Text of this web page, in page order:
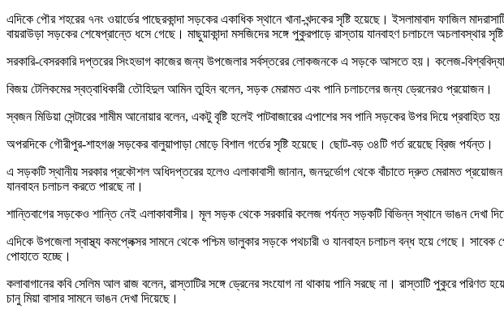
এদিকে পৌর শহরের ৭নং ওয়ার্ডের পাছেরকান্দা সড়কের একাধিক স্থানে খানা-খন্দকের সৃষ্টি হয়েছে। ইসলামাবাদ ফাজিল
বায়রাউড়া সড়কের শেষেপ্রান্তে ধসে গেছে। মাছুয়াকান্দা মসজিদের সঙ্গে পুকুরপাড়ে রাস্তায় যানবাহণ চলাচলে
সরকারি-বেসরকারি দপ্তরের সিংহভাগ কাজের জন্য উপজেলার সর্বস্তরের লোকজনকে এ সড়কে আসতে হয়। কলেজ-
বিজয় টেলিকমের স্বত্বাধিকারী তৌহিদুল আমিন তুহিন বলেন, সড়ক মেরামত এবং পানি চলাচলের জন্য ড্রেনেরও প্রয়োজন।
স্বজন মিডিয়া সেন্টারের শামীম আনোয়ার বলেন, একটু বৃষ্টি হলেই পাটবাজারের এপাশের সব পানি সড়কের উপর দিয়ে প্রবাহিত
অপরদিকে গৌরীপুর-শাহগঞ্জ সড়কের বালুয়াপাড়া মোড়ে বিশাল গর্তের সৃষ্টি হয়েছে। ছোট-বড় ৩৪টি গর্ত রয়েছে ব্রিজ পর্যন্ত।
এ সড়কটি স্থানীয় সরকার প্রকৌশল অধিদপ্তরের হলেও এলাকাবাসী জানান, জনদুর্ভোগ থেকে বাঁচাতে দ্রুত মেরামত
যানবাহন চলাচল করতে পারছে না।
শান্তিবাগের সড়কেও শান্তি নেই এলাকাবাসীর। মূল সড়ক থেকে সরকারি কলেজ পর্যন্ত সড়কটি বিভিন্ন স্থানে ভাঙন দেখা
এদিকে উপজেলা স্বাস্থ্য কমপ্লেক্সর সামনে থেকে পশ্চিম ভালুকার সড়কে পথচারী ও যানবাহন চলাচল বন্ধ হয়ে গেছে।
পোহাতে হচ্ছে।
কলাবাগানের কবি সেলিম আল রাজ বলেন, রাস্তাটির সঙ্গে ড্রেনের সংযোগ না থাকায় পানি সরছে না। রাস্তাটি পুকুরে
চানু মিয়া বাসার সামনে ভাঙন দেখা দিয়েছে।